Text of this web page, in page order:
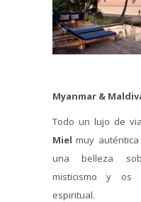
Myanmar &
Todo un lujo de
Miel muy
una belleza
misticismo y os
espiritual.